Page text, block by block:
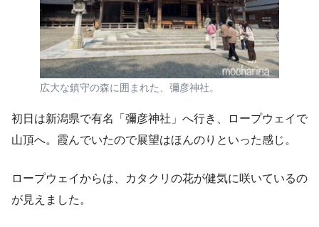
広大な鎮守の森に囲まれた、彌彦神社。
初日は新潟県で有名「彌彦神社」へ行き、ロープウェイで
山頂へ。霞んでいたので展望はほんのりといった感じ。
ロープウェイからは、カタクリの花が健気に咲いているの
が見えました。